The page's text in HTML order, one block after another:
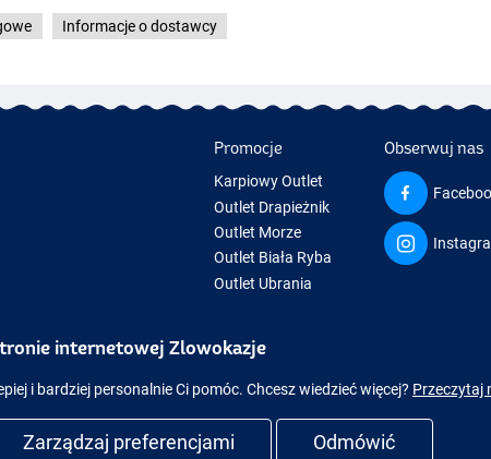
Informacje o dostawcy
w magazynie
Promocje
Karpiowy Outlet
Outlet Drapieżnik
Outlet Morze
Outlet Biała Ryba
Outlet Ubrania
Obserwuj nas
internetowej Zlowokazje
i bardziej personalnie Ci pomóc. Chcesz wiedzieć więcej? Przeczytaj
Zarządzaj preferencjami Odmówić